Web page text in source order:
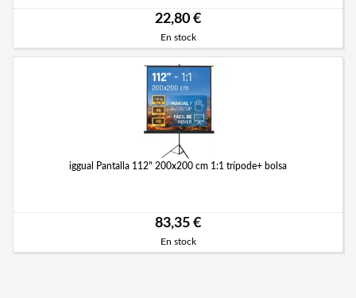
22,80 €
En stock
iggual Pantalla 112" 200x200 cm 1:1 trípode+ bolsa
83,35 €
En stock